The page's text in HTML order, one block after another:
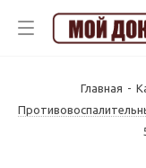
Главная -